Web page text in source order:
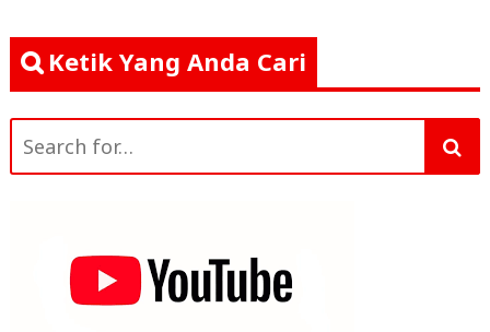
Ketik Yang Anda Cari
for: